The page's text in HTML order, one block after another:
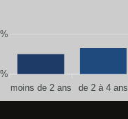
moins de 2 ans
de 2 à 4 ans